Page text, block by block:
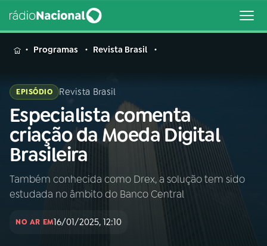
MENU
Buscar
na
Rádio
Nacional
Buscar
AO VIVO
INÍCIO
Programas Revista Brasil
EPISÓDIO Revista Brasil
Especialista comenta
criação da Moeda Digital
Brasileira
Também conhecida como Drex, a solução tem sido
estudada no âmbito do Banco Central
NO AR EM16/01/2025, 12:10